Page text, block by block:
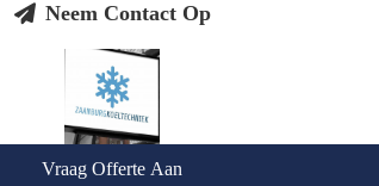
Neem Contact Op
Vraag Offerte Aan